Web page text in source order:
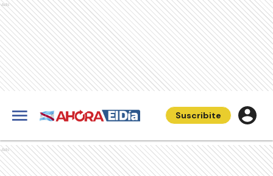
Ads
Suscribite
Ads